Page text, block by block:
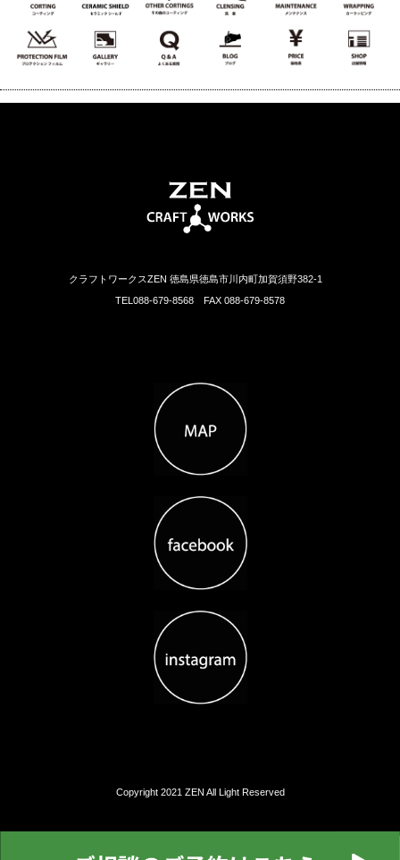
クラフトワークスZEN 徳島県徳島市川内町加賀須野382-1
TEL088-679-8568 FAX 088-679-8578
Copyright 2021 ZEN All Light Reserved